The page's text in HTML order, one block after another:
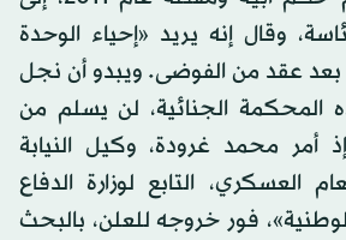
وقال إنه يريد «إحياء الوحدة
بعد عقد من الفوضى. ويبدو أن نجل
المحكمة الجنائية، لن يسلم من
أمر محمد غرودة، وكيل النيابة
العسكري، التابع لوزارة الدفاع
فور خروجه للعلن، بالبحث